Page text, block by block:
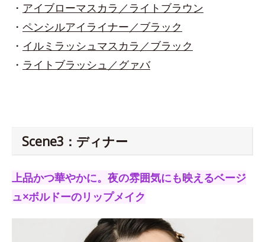
・ アイブローマスカラ／ライトブラウン
・ ペンシルアイライナー／ブラック
・ イルミラッシュマスカラ／ブラック
・ ライトブラッシュ／グァバ
Scene3：ディナー
上品かつ華やかに。夜の雰囲気にも映えるベージ
ュ×ボルドーのリップメイク